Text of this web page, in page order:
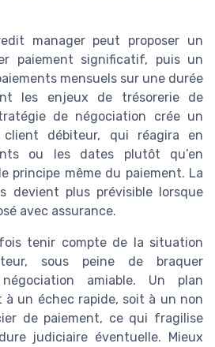
manager peut proposer un
paiement significatif, puis un
mensuels sur une durée
les enjeux de trésorerie de
de négociation crée un
débiteur, qui réagira en
ou les dates plutôt qu’en
principe même du paiement. La
devient plus prévisible lorsque
avec assurance.
tenir compte de la situation
sous peine de braquer
amiable. Un plan
un échec rapide, soit à un non
de paiement, ce qui fragilise
judiciaire éventuelle. Mieux